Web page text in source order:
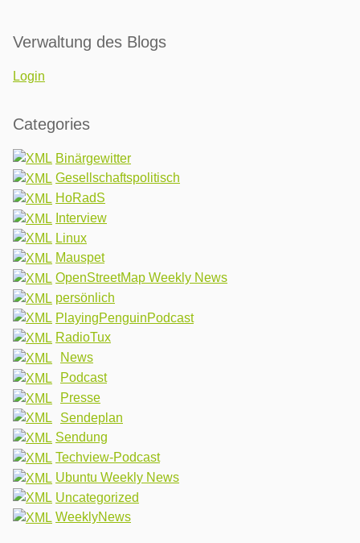
Verwaltung des Blogs
Login
Categories
Binärgewitter
Gesellschaftspolitisch
HoRadS
Interview
Linux
Mauspet
OpenStreetMap Weekly News
persönlich
PlayingPenguinPodcast
RadioTux
News
Podcast
Presse
Sendeplan
Sendung
Techview-Podcast
Ubuntu Weekly News
Uncategorized
WeeklyNews